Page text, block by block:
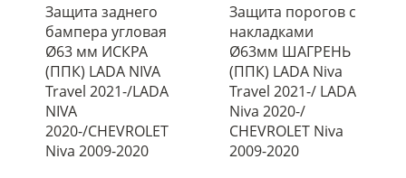
Защита заднего
бампера угловая
Ø63 мм ИСКРА
(ППК) LADA NIVA
Travel 2021-/LADA
NIVA
2020-/CHEVROLET
Niva 2009-2020
Защита порогов с
накладками
Ø63мм ШАГРЕНЬ
(ППК) LADA Niva
Travel 2021-/ LADA
Niva 2020-/
CHEVROLET Niva
2009-2020